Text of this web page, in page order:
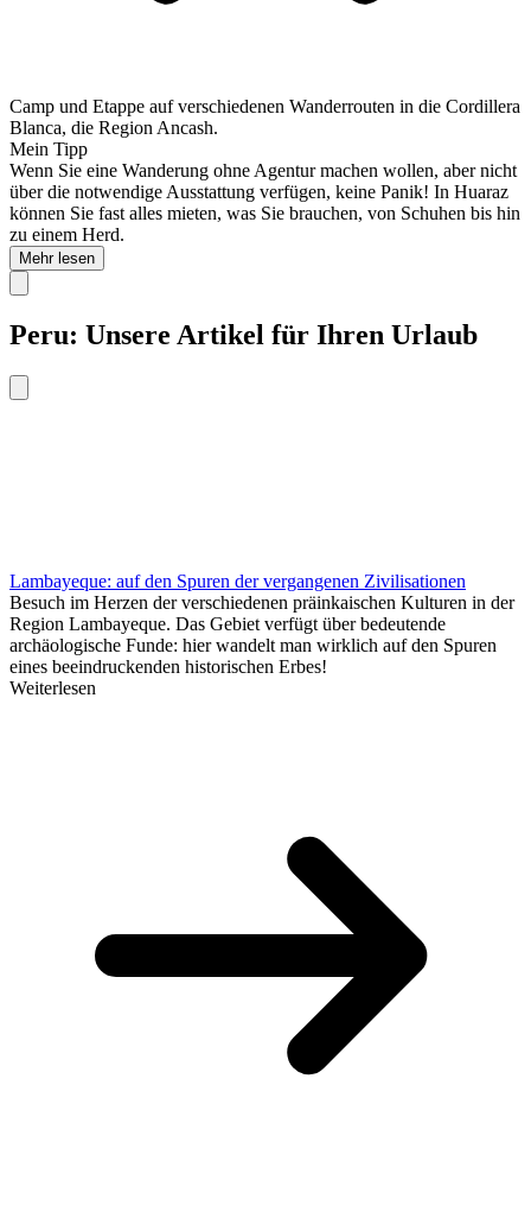
Camp und Etappe auf verschiedenen Wanderrouten in die Cordillera
Blanca, die Region Ancash.
Mein Tipp
Wenn Sie eine Wanderung ohne Agentur machen wollen, aber nicht
über die notwendige Ausstattung verfügen, keine Panik! In Huaraz
können Sie fast alles mieten, was Sie brauchen, von Schuhen bis hin
zu einem Herd.
Mehr lesen
Peru: Unsere Artikel für Ihren Urlaub
Lambayeque: auf den Spuren der vergangenen Zivilisationen
Besuch im Herzen der verschiedenen präinkaischen Kulturen in der
Region Lambayeque. Das Gebiet verfügt über bedeutende
archäologische Funde: hier wandelt man wirklich auf den Spuren
eines beeindruckenden historischen Erbes!
Weiterlesen